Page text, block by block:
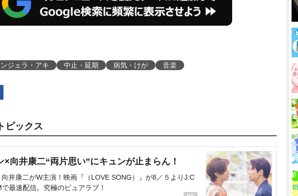
ジェラ・アキ 中止・延期 病気・けが 音楽
ピックス
×向井康二“両片思い”にキュンが止まらん！
井康二がW主演！映画『（LOVE SONG）』が8／５よりJ:C
最速配信。究極のピュアラブ！